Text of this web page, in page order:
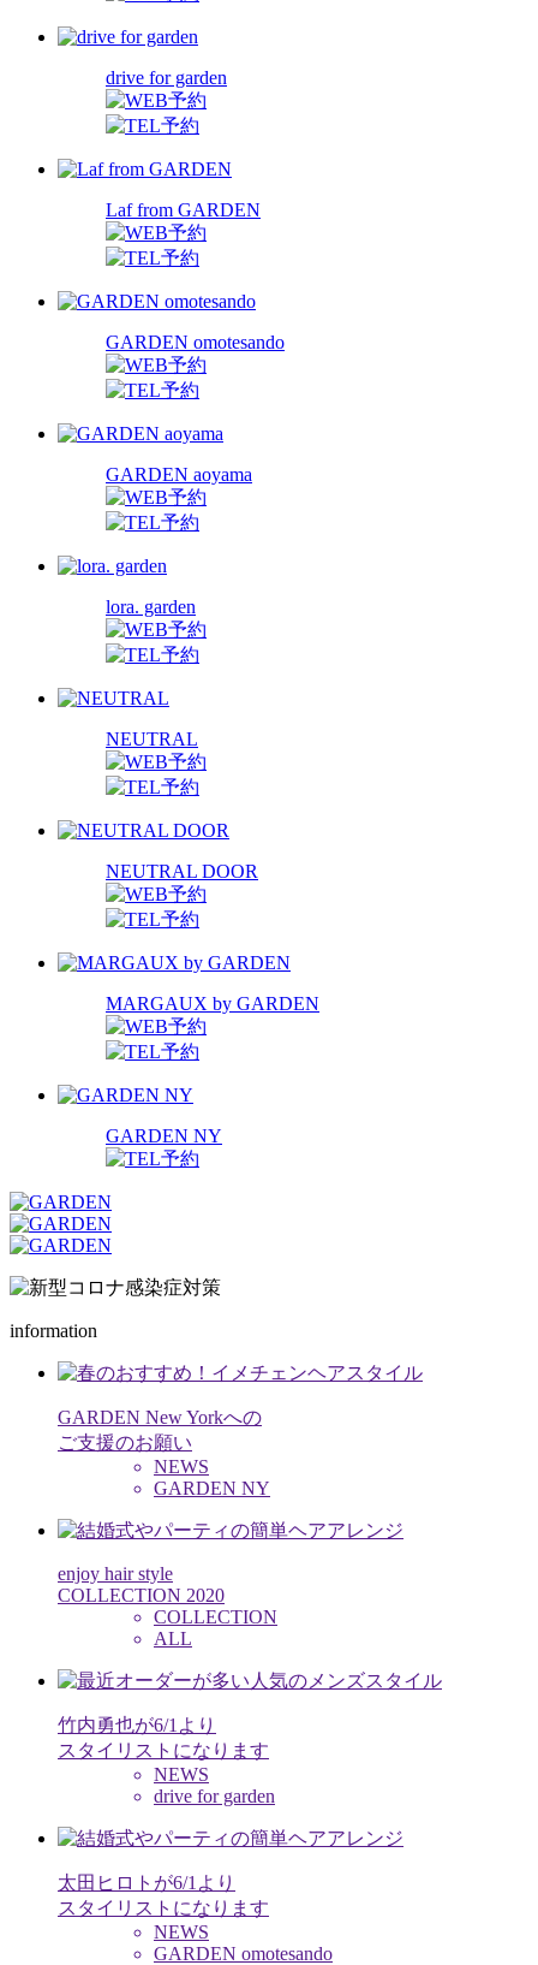
drive for garden
Laf from GARDEN
GARDEN omotesando
GARDEN aoyama
lora. garden
NEUTRAL
NEUTRAL DOOR
MARGAUX by GARDEN
GARDEN NY
information
GARDEN New Yorkへの
ご支援のお願い
NEWS
GARDEN NY
enjoy hair style
COLLECTION 2020
COLLECTION
ALL
竹内勇也が6/1より
スタイリストになります
NEWS
drive for garden
太田ヒロトが6/1より
スタイリストになります
NEWS
GARDEN omotesando